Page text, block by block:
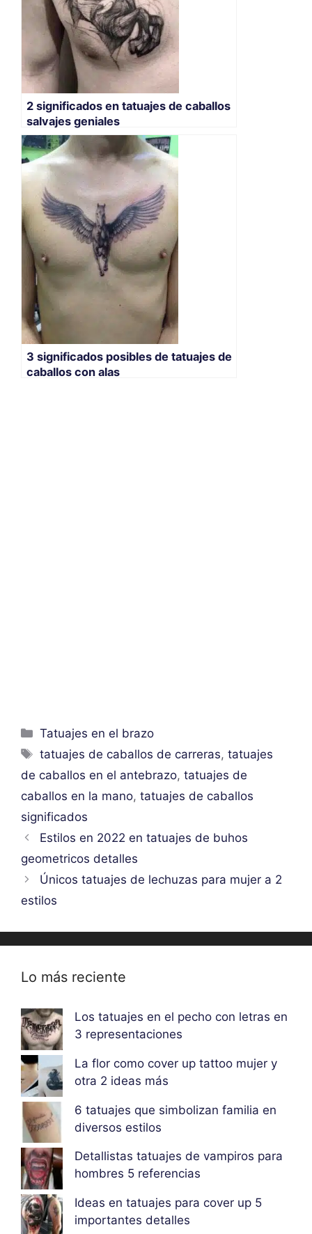
2 significados en tatuajes de caballos
salvajes geniales
3 significados posibles de tatuajes de
caballos con alas
Categorías
Tatuajes en el brazo
Etiquetas
tatuajes de caballos de carreras,tatuajes
de caballos en el antebrazo, tatuajes de
caballos en la mano, tatuajes de caballos
significados
Estilos en 2022 en tatuajes de buhos
geometricos detalles
Únicos tatuajes de lechuzas para mujer a 2
estilos
Lo más reciente
Los tatuajes en el pecho con letras en
3 representaciones
La flor como cover up tattoo mujer y
otra 2 ideas más
6 tatuajes que simbolizan familia en
diversos estilos
Detallistas tatuajes de vampiros para
hombres 5 referencias
Ideas en tatuajes para cover up 5
importantes detalles